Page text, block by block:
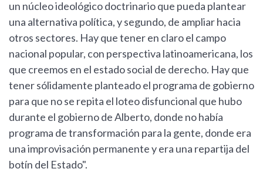
un núcleo ideológico doctrinario que pueda plantear
una alternativa política, y segundo, de ampliar hacia
otros sectores. Hay que tener en claro el campo
nacional popular, con perspectiva latinoamericana, los
que creemos en el estado social de derecho. Hay que
tener sólidamente planteado el programa de gobierno
para que no se repita el loteo disfuncional que hubo
durante el gobierno de Alberto, donde no había
programa de transformación para la gente, donde era
una improvisación permanente y era una repartija del
botín del Estado".